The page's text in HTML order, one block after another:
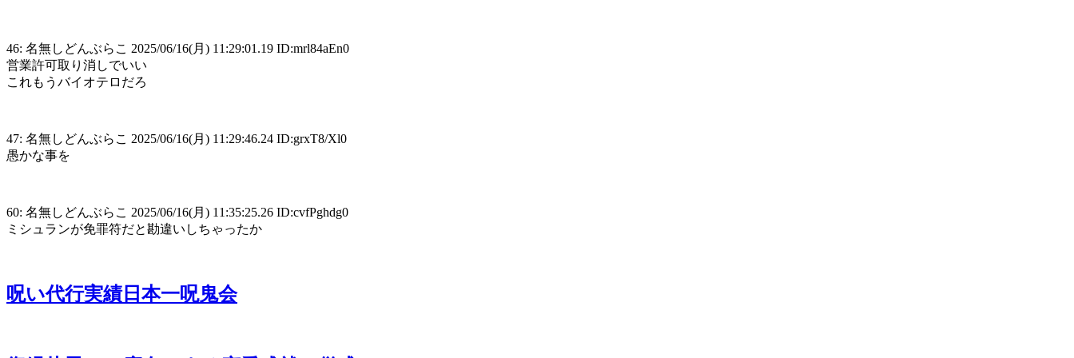
46: 名無しどんぶらこ 2025/06/16(月) 11:29:01.19 ID:mrl84aEn0
営業許可取り消しでいい
これもうバイオテロだろ
47: 名無しどんぶらこ 2025/06/16(月) 11:29:46.24 ID:grxT8/Xl0
愚かな事を
60: 名無しどんぶらこ 2025/06/16(月) 11:35:25.26 ID:cvfPghdg0
ミシュランが免罪符だと勘違いしちゃったか
呪い代行実績日本一呪鬼会